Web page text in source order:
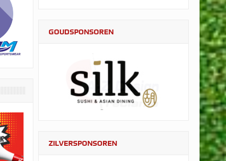
GOUDSPONSOREN
ZILVERSPONSOREN